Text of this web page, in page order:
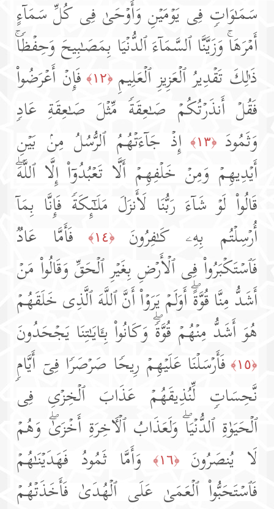
سَمَـٰوَاتࣲ فِی یَوۡمَیۡنِ وَأَوۡحَىٰ فِی كُلِّ سَمَاۤءٍ
أَمۡرَهَاۚ وَزَیَّنَّا ٱلسَّمَاۤءَ ٱلدُّنۡیَا بِمَصَـٰبِیحَ وَحِفۡظࣰاۚ
ذَ ٰ⁠لِكَ تَقۡدِیرُ ٱلۡعَزِیزِ ٱلۡعَلِیمِ ﴿١٢﴾
فَإِنۡ أَعۡرَضُوا۟
فَقُلۡ أَنذَرۡتُكُمۡ صَـٰعِقَةࣰ مِّثۡلَ صَـٰعِقَةِ عَادࣲ
وَثَمُودَ ﴿١٣﴾
إِذۡ جَاۤءَتۡهُمُ ٱلرُّسُلُ مِنۢ بَیۡنِ
أَیۡدِیهِمۡ وَمِنۡ خَلۡفِهِمۡ أَلَّا تَعۡبُدُوۤا۟ إِلَّا ٱللَّهَۖ
قَالُوا۟ لَوۡ شَاۤءَ رَبُّنَا لَأَنزَلَ مَلَـٰۤىِٕكَةࣰ فَإِنَّا بِمَاۤ
أُرۡسِلۡتُم بِهِۦ كَـٰفِرُونَ
﴿١٤﴾
فَأَمَّا عَادࣱ
فَٱسۡتَكۡبَرُوا۟ فِی ٱلۡأَرۡضِ بِغَیۡرِ ٱلۡحَقِّ وَقَالُوا۟ مَنۡ
أَشَدُّ مِنَّا قُوَّةًۖ أَوَلَمۡ یَرَوۡا۟ أَنَّ ٱللَّهَ ٱلَّذِی خَلَقَهُمۡ
هُوَ أَشَدُّ مِنۡهُمۡ قُوَّةࣰۖ وَكَانُوا۟ بِـَٔایَـٰتِنَا یَجۡحَدُونَ
﴿١٥﴾
فَأَرۡسَلۡنَا عَلَیۡهِمۡ رِیحࣰا صَرۡصَرࣰا فِیۤ أَیَّامࣲ
نَّحِسَاتࣲ لِّنُذِیقَهُمۡ عَذَابَ ٱلۡخِزۡیِ فِی
ٱلۡحَیَوٰةِ ٱلدُّنۡیَاۖ وَلَعَذَابُ ٱلۡـَٔاخِرَةِ أَخۡزَىٰۖ وَهُمۡ
لَا یُنصَرُونَ
﴿١٦﴾
وَأَمَّا ثَمُودُ فَهَدَیۡنَـٰهُمۡ
فَٱسۡتَحَبُّوا۟ ٱلۡعَمَىٰ عَلَى ٱلۡهُدَىٰ فَأَخَذَتۡهُمۡ